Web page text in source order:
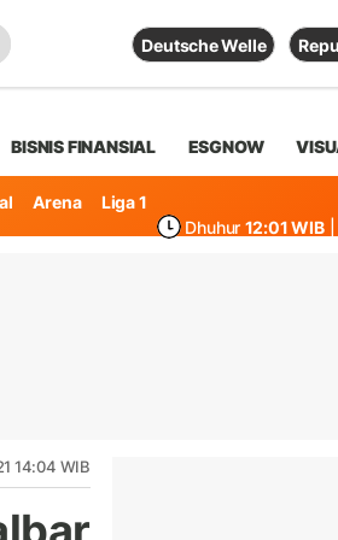
Deutsche Welle
BISNIS FINANSIAL ESGNOW
Arena
Liga 1
Dhuhur 12:01 WIB
14:04 WIB